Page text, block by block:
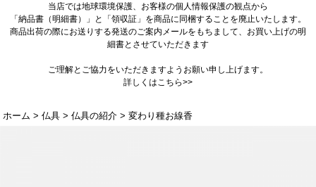
当店では地球環境保護、お客様の個人情報保護の観点から
「納品書（明細書）」と「領収証」を商品に同梱することを廃止いたします。
商品出荷の際にお送りする発送のご案内メールをもちまして、お買い上げの明
細書とさせていただきます
ご理解とご協力をいただきますようお願い申し上げます。
詳しくはこちら>>
ホーム >仏具 >仏具の紹介 > 変わり種お線香